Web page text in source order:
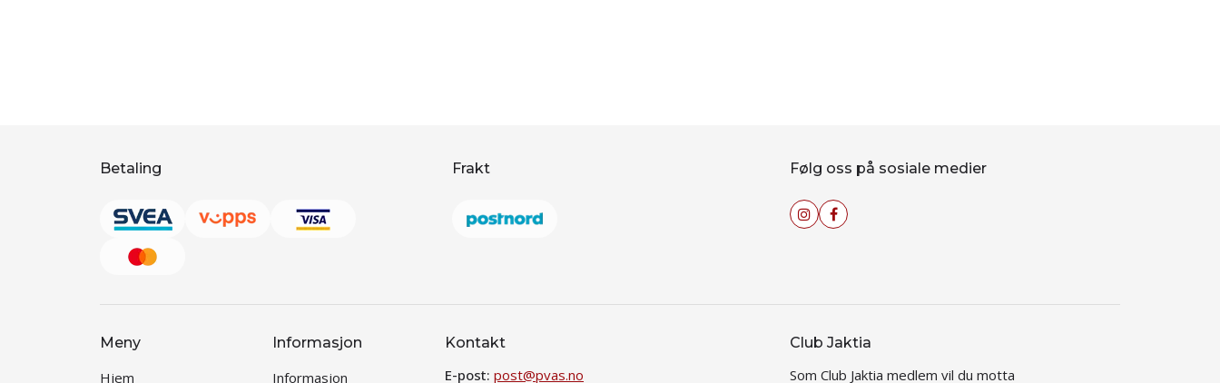
Betaling Frakt Følg oss på sosiale medier
Meny
Hjem
Informasjon
Informasjon
Kontakt
E-post: post@pvas.no
Club Jaktia
Som Club Jaktia medlem vil du motta